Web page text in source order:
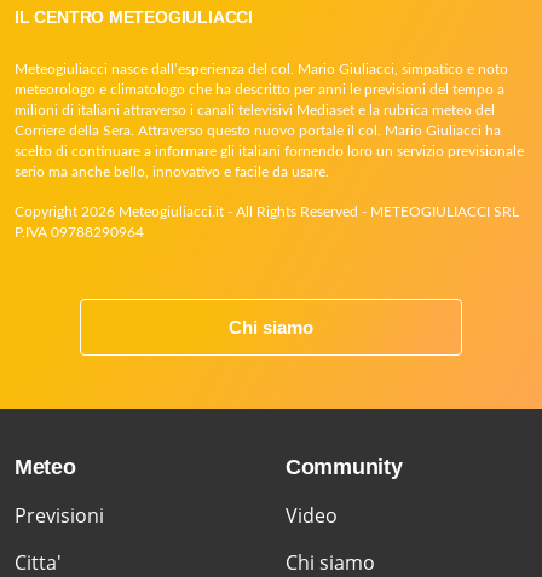
IL CENTRO METEOGIULIACCI
Meteogiuliacci nasce dall’esperienza del col. Mario Giuliacci, simpatico e noto
meteorologo e climatologo che ha descritto per anni le previsioni del tempo a
milioni di italiani attraverso i canali televisivi Mediaset e la rubrica meteo del
Corriere della Sera. Attraverso questo nuovo portale il col. Mario Giuliacci ha
scelto di continuare a informare gli italiani fornendo loro un servizio previsionale
serio ma anche bello, innovativo e facile da usare.
Copyright 2026 Meteogiuliacci.it - All Rights Reserved - METEOGIULIACCI SRL
P.IVA 09788290964
Chi siamo
Meteo
Previsioni
Citta'
Community
Video
Chi siamo